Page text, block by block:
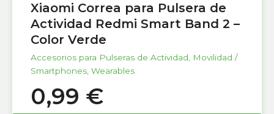
Xiaomi Correa para Pulsera de
Actividad Redmi Smart Band 2 –
Color Verde
Accesorios para Pulseras de Actividad, Movilidad /
Smartphones, Wearables
0,99 €